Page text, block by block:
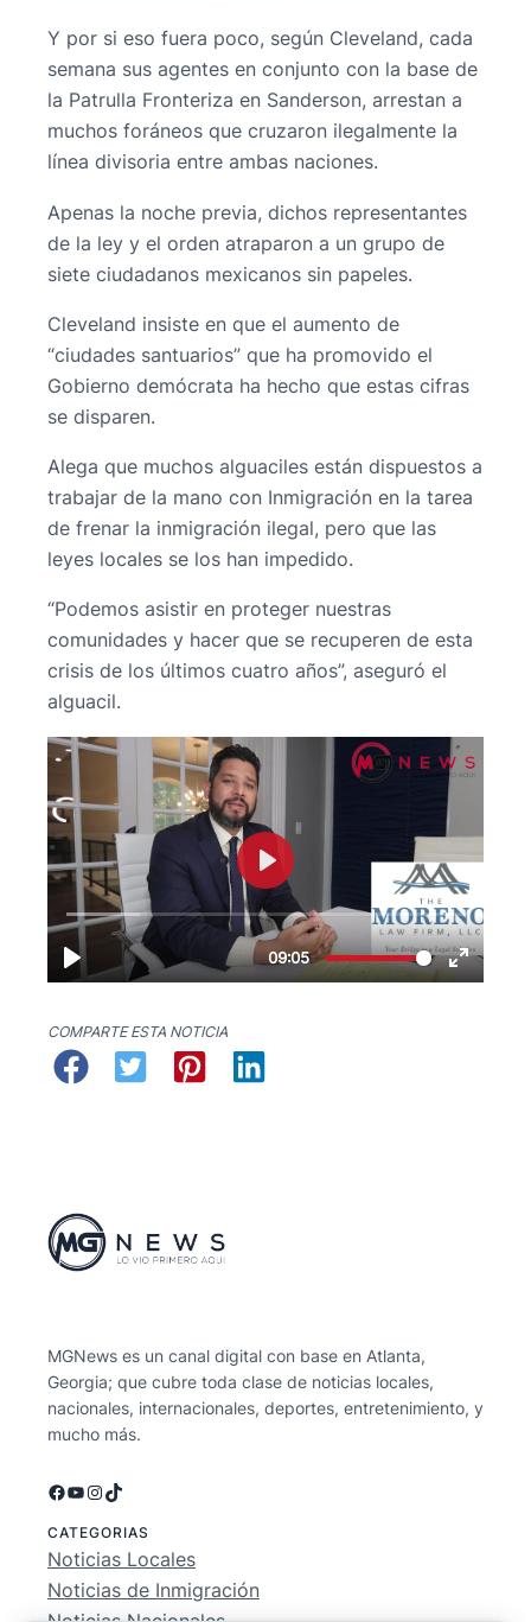
Y por si eso fuera poco, según Cleveland, cada
semana sus agentes en conjunto con la base de
la Patrulla Fronteriza en Sanderson, arrestan a
muchos foráneos que cruzaron ilegalmente la
línea divisoria entre ambas naciones.
Apenas la noche previa, dichos representantes
de la ley y el orden atraparon a un grupo de
siete ciudadanos mexicanos sin papeles.
Cleveland insiste en que el aumento de
“ciudades santuarios” que ha promovido el
Gobierno demócrata ha hecho que estas cifras
se disparen.
Alega que muchos alguaciles están dispuestos a
trabajar de la mano con Inmigración en la tarea
de frenar la inmigración ilegal, pero que las
leyes locales se los han impedido.
“Podemos asistir en proteger nuestras
comunidades y hacer que se recuperen de esta
crisis de los últimos cuatro años”, aseguró el
alguacil.
COMPARTE ESTA NOTICIA
MGNews es un canal digital con base en Atlanta,
Georgia; que cubre toda clase de noticias locales,
nacionales, internacionales, deportes, entretenimiento, y
mucho más.
Facebook
YouTube
Instagram
TikTok
CATEGORIAS
Noticias Locales
Noticias de Inmigración